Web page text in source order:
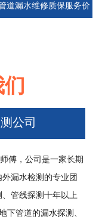
漏水维修质保服务价
水维修质保服务价
公司
傅，公司是一家长期
漏水检测的专业团
管线探测十年以上
管道的漏水探测、